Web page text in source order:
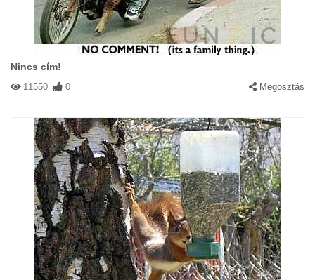
#15529 Gerzson
#13744 Zsuzsi|2003-04-03 00:00:00| Válasz
Az alma nem esik messze a fajatol
Nincs cím!
11550 0 Megosztás